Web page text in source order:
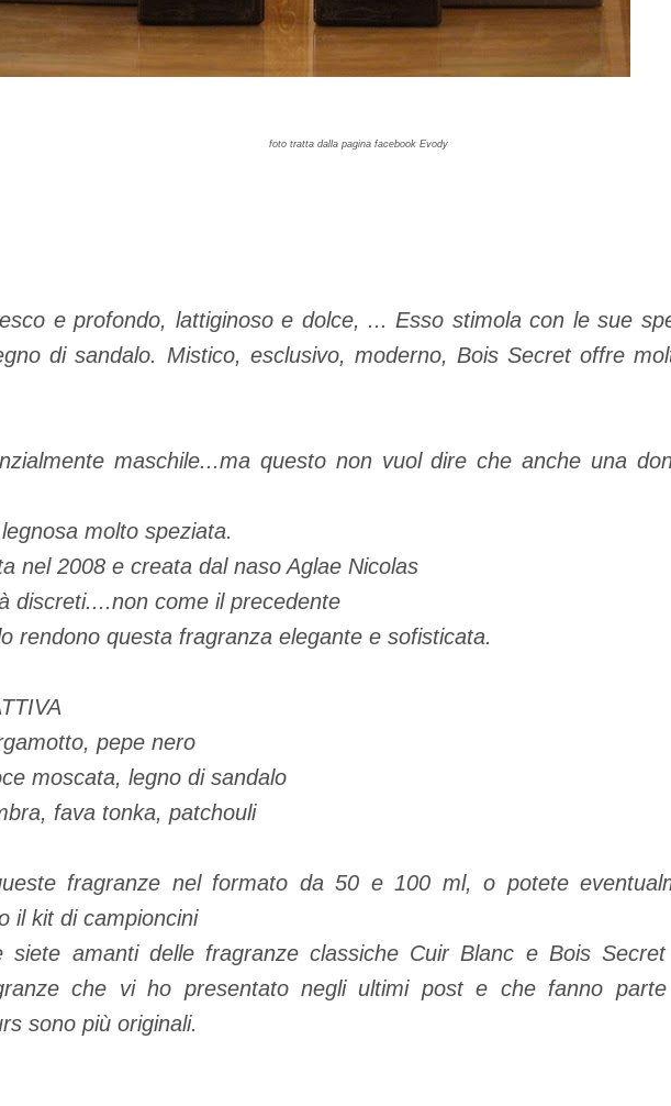
foto tratta dalla pagina facebook Evody
e profondo, lattiginoso e dolce, ... Esso stimola con le sue
di sandalo. Mistico, esclusivo, moderno, Bois Secret offre
maschile...ma questo non vuol dire che anche una
molto speziata.
nel 2008 e creata dal naso Aglae Nicolas
discreti....non come il precedente
rendono questa fragranza elegante e sofisticata.
pepe nero
moscata, legno di sandalo
fava tonka, patchouli
fragranze nel formato da 50 e 100 ml, o potete
il kit di campioncini
siete amanti delle fragranze classiche Cuir Blanc e Bois
che vi ho presentato negli ultimi post e che fanno parte
sono più originali.